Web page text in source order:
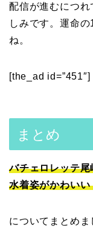
配信が進むにつ
しみです。運命
ね。
[the_ad id=”451″]
まとめ
バチェロレッテ
水着姿がかわいい
についてまとめま